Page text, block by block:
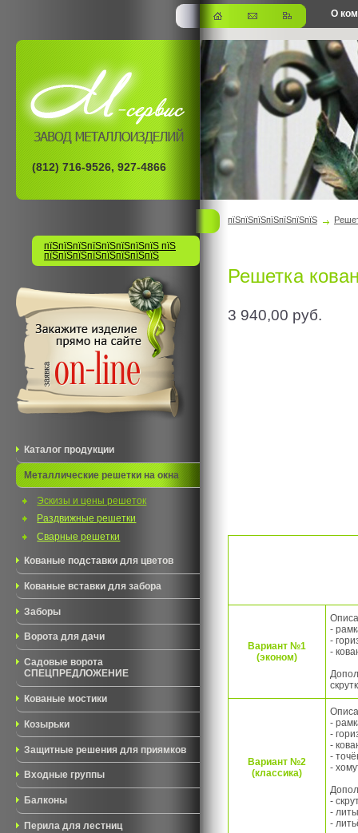
О
офис
(812) 716-9526, 927-4866
пїЅпїЅпїЅпїЅпїЅпїЅпїЅпїЅ пїЅ
пїЅпїЅпїЅпїЅпїЅпїЅпїЅпїЅ
Каталог продукции
Металлические решетки на окна
Эскизы и цены решеток
Раздвижные решетки
Сварные решетки
Кованые подставки для цветов
Кованые вставки для забора
Заборы
Ворота для дачи
Садовые ворота
СПЕЦПРЕДЛОЖЕНИЕ
Кованые мостики
Козырьки
Защитные решения для приямков
Входные группы
Балконы
Перила для лестниц
пїЅпїЅпїЅпїЅпїЅпїЅпїЅ
Решетка
3 940,00 руб.
Вариант №1
(эконом)
-
-
-
Вариант №2
(классика)
-
-
-
-
-
-
-
-